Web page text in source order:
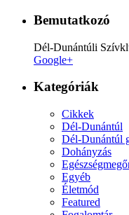
Bemutatkozó
Dél-Dunántúli
Google+
Kategóriák
Cikkek
Dél-Dunántúl
Dél-Dunántúl
Dohányzás
Egyéb
Életmód
Featured